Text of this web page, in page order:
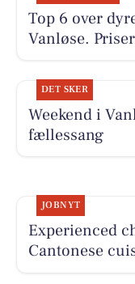
Top 6 over
Vanløse.
DET SKER
Weekend i
fællessang
JOBNYT
Experienced
Cantonese